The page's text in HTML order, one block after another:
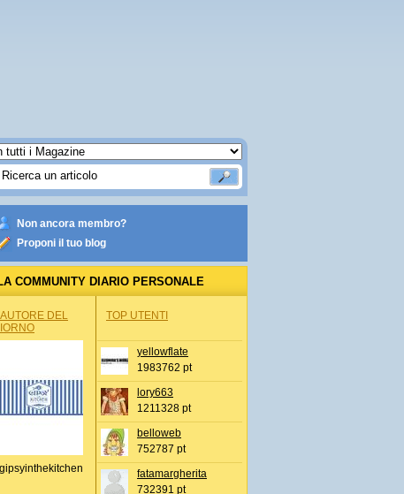
Non ancora membro?
Proponi il tuo blog
COMMUNITY DIARIO PERSONALE
DEL
TOP UTENTI
yellowflate
1983762 pt
lory663
1211328 pt
belloweb
752787 pt
fatamargherita
732391 pt